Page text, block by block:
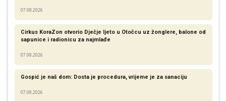
07.08.2026
Cirkus KoraZon otvorio Dječje ljeto u Otočcu uz žonglere, balone od
sapunice i radionicu za najmlađe
07.08.2026
Gospić je naš dom: Dosta je procedura, vrijeme je za sanaciju
07.08.2026